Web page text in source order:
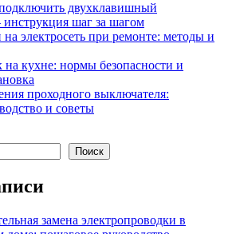
двухклавишный
шаг за шагом
на электросеть при ремонте: методы и
кухне: нормы безопасности и
проходного выключателя:
и советы
Поиск
замена электропроводки в